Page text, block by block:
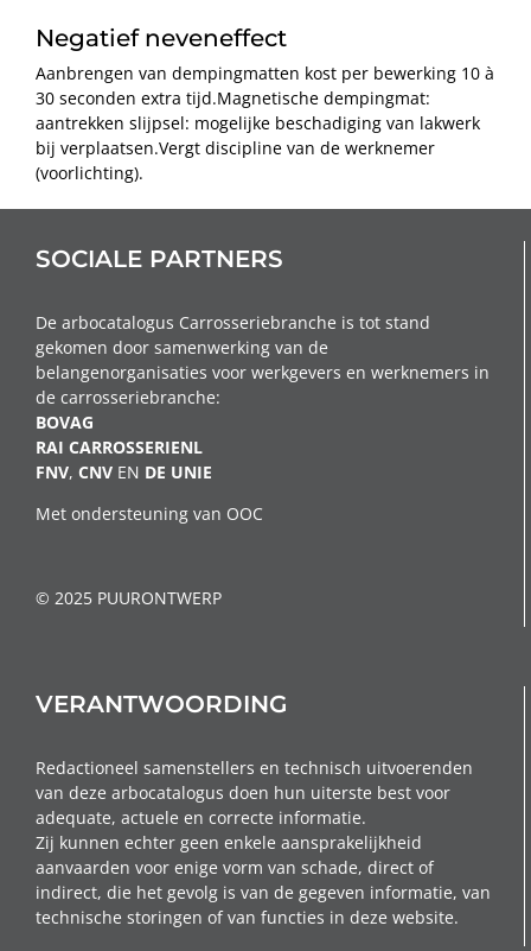
Negatief neveneffect
Aanbrengen van dempingmatten kost per bewerking 10 à
30 seconden extra tijd.Magnetische dempingmat:
aantrekken slijpsel: mogelijke beschadiging van lakwerk
bij verplaatsen.Vergt discipline van de werknemer
(voorlichting).
SOCIALE PARTNERS
De arbocatalogus Carrosseriebranche is tot stand
gekomen door samenwerking van de
belangenorganisaties voor werkgevers en werknemers in
de carrosseriebranche:
BOVAG
RAI CARROSSERIENL
FNV, CNV EN DE UNIE
Met ondersteuning van OOC
© 2025 PUURONTWERP
VERANTWOORDING
Redactioneel samenstellers en technisch uitvoerenden
van deze arbocatalogus doen hun uiterste best voor
adequate, actuele en correcte informatie.
Zij kunnen echter geen enkele aansprakelijkheid
aanvaarden voor enige vorm van schade, direct of
indirect, die het gevolg is van de gegeven informatie, van
technische storingen of van functies in deze website.